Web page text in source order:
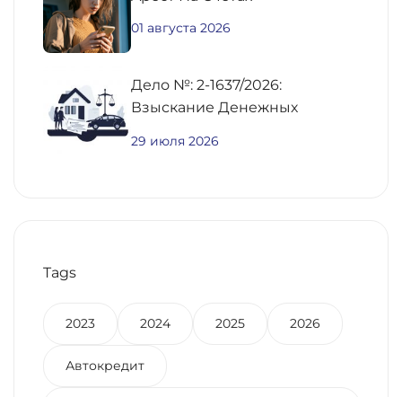
01 августа 2026
Дело №: 2-1637/2026:
Взыскание Денежных
29 июля 2026
Tags
2023 2024 2025 2026
Автокредит